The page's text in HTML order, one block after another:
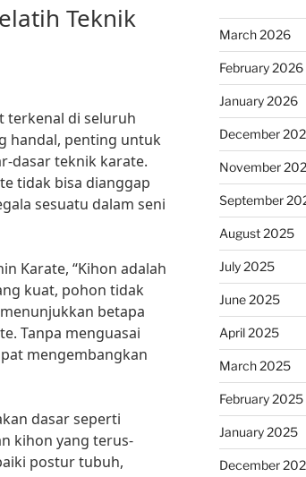
Teknik
terkenal di seluruh
handal, penting untuk
dasar teknik karate.
tidak bisa dianggap
sesuatu dalam seni
Karate, “Kihon adalah
kuat, pohon tidak
betapa
Tanpa menguasai
mengembangkan
dasar seperti
kihon yang terus-
postur tubuh,
March 2026
February 2026
January 2026
December
November
September
August 2025
July 2025
June 2025
April 2025
March 2025
February 2025
January 2025
December